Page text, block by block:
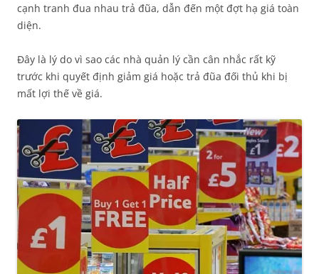
cạnh tranh đua nhau trả đũa, dẫn đến một đợt hạ giá toàn
diện.
Đây là lý do vì sao các nhà quản lý cần cân nhắc rất kỹ
trước khi quyết định giảm giá hoặc trả đũa đối thủ khi bị
mất lợi thế về giá.